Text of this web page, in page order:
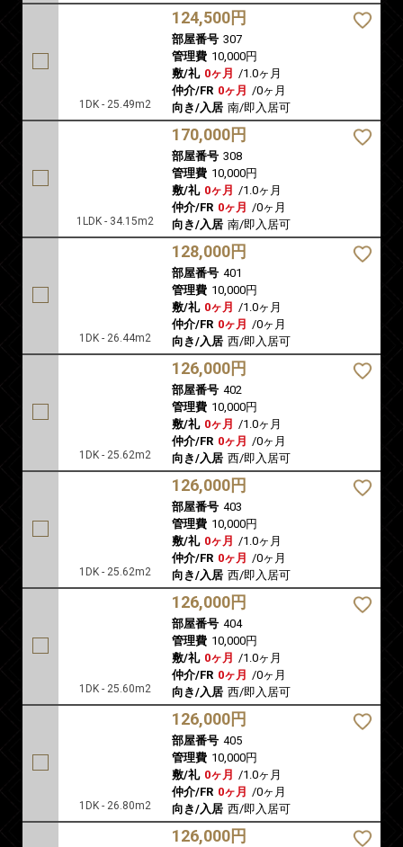
1DK - 25.49m2
124,500円
部屋番号 307
管理費 10,000円
敷/礼 0ヶ月 /1.0ヶ月
仲介/FR 0ヶ月 /0ヶ月
向き/入居 南/即入居可
1LDK - 34.15m2
170,000円
部屋番号 308
管理費 10,000円
敷/礼 0ヶ月 /1.0ヶ月
仲介/FR 0ヶ月 /0ヶ月
向き/入居 南/即入居可
1DK - 26.44m2
128,000円
部屋番号 401
管理費 10,000円
敷/礼 0ヶ月 /1.0ヶ月
仲介/FR 0ヶ月 /0ヶ月
向き/入居 西/即入居可
1DK - 25.62m2
126,000円
部屋番号 402
管理費 10,000円
敷/礼 0ヶ月 /1.0ヶ月
仲介/FR 0ヶ月 /0ヶ月
向き/入居 西/即入居可
1DK - 25.62m2
126,000円
部屋番号 403
管理費 10,000円
敷/礼 0ヶ月 /1.0ヶ月
仲介/FR 0ヶ月 /0ヶ月
向き/入居 西/即入居可
1DK - 25.60m2
126,000円
部屋番号 404
管理費 10,000円
敷/礼 0ヶ月 /1.0ヶ月
仲介/FR 0ヶ月 /0ヶ月
向き/入居 西/即入居可
1DK - 26.80m2
126,000円
部屋番号 405
管理費 10,000円
敷/礼 0ヶ月 /1.0ヶ月
仲介/FR 0ヶ月 /0ヶ月
向き/入居 西/即入居可
126,000円